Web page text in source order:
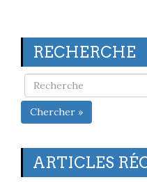
RECHERCHE
Chercher »
ARTICLES